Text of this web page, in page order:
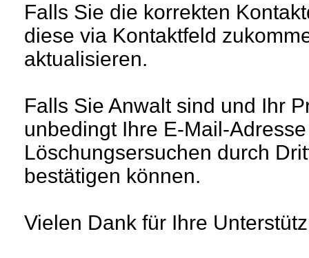
Falls Sie die korrekten
diese via Kontaktfeld
aktualisieren.
Falls Sie Anwalt sind und Ihr
unbedingt Ihre E-Mail-
Löschungsersuchen durch
bestätigen können.
Vielen Dank für Ihre